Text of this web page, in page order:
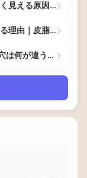
顔のくすみはなぜ起こる？肌が暗く見える原因と透明感を保つケア
40代から毛穴が目立ちやすくなる理由｜皮脂だけではない大人の毛穴対策
毛穴の黒ずみ・開き・たるみ毛穴は何が違う？原因別のケア方法